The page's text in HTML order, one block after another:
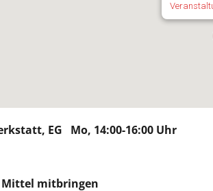
EG Mo, 14:00-16:00 Uhr
Mittel mitbringen